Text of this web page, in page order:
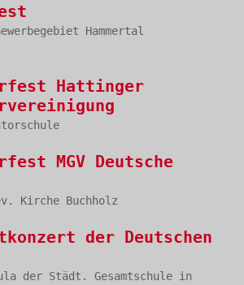
Hammertal
Hattinger
MGV Deutsche
Kirche Buchholz
der Deutschen
der Städt. Gesamtschule in